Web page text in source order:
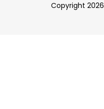
Copyright 2026